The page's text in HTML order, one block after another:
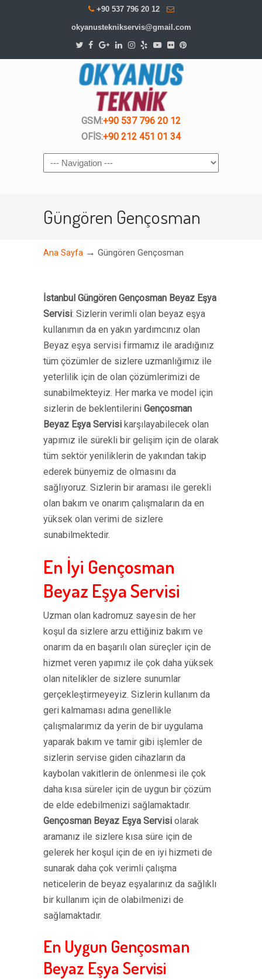
+90 537 796 20 12
okyanusteknikservis@gmail.com
GSM:+90 537 796 20 12
OFİS:+90 212 451 01 34
Navigation
Güngören Gençosman
Ana Sayfa → Güngören Gençosman
İstanbul Güngören Gençosman Beyaz Eşya
Servisi: Sizlerin verimli olan beyaz eşya
kullanımın da en yakın yardımcınız olan
Beyaz eşya servisi firmamız ile aradığınız
tüm çözümler de sizlere uzmanlığımız ile
yeterlilik için de olan çözümlerimizi de
sunabilmekteyiz. Her marka ve model için
sizlerin de beklentilerini Gençosman
Beyaz Eşya Servisi karşılayabilecek olan
yapımız ile sürekli bir gelişim için de olarak
tüm sektör yeniliklerin de yakından takip
ederek bünyemiz de olmasını da
sağlıyoruz. Sizlerin bir araması ile gerekli
olan bakım ve onarım çalışmaların da en
yüksek olan verimi de sizlere
sunabilmektedir.
En İyi Gençosman
Beyaz Eşya Servisi
Uzman olan kadromuz sayesin de her
koşul da sizlere arzu ettiğiniz bakım ve
onarım da en başarılı olan süreçler için de
hizmet veren yapımız ile çok daha yüksek
olan nitelikler de sizlere sunumlar
gerçekleştirmeyeyiz. Sizlerin kullanım da
geri kalmaması adına genellikle
çalışmalarımız da yerin de bir uygulama
yaparak bakım ve tamir gibi işlemler de
sizlerin servise giden cihazların da
kaybolan vakitlerin de önlenmesi ile çok
daha kısa süreler için de uygun bir çözüm
de elde edebilmenizi sağlamaktadır.
Gençosman Beyaz Eşya Servisi olarak
aramanız ile sizlere kısa süre için de
gelerek her koşul için de en iyi hizmeti de
sunarak daha çok verimli çalışma
neticelerin de beyaz eşyalarınız da sağlıklı
bir kullanım için de olabilmenizi de
sağlamaktadır.
En Uygun Gençosman
Beyaz Eşya Servisi